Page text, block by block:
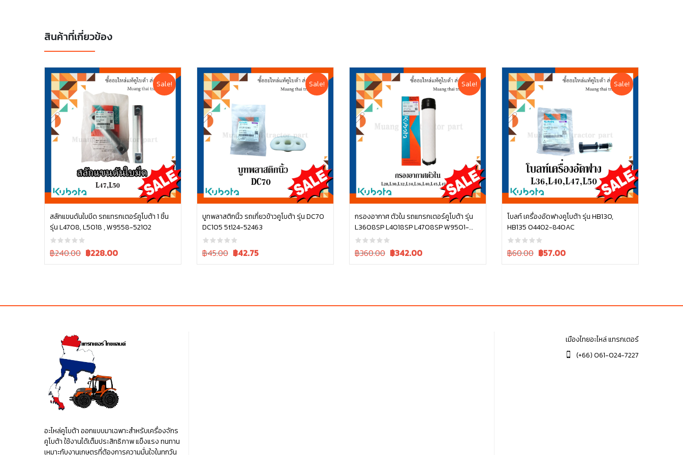
สินค้าที่เกี่ยวข้อง
Sale!
สลักแขนดันใบมีด รถแทรกเตอร์คูโบต้า 1 ชิ้น
รุ่น L4708, L5018 , W9558-52102
Original
฿240.00 Current
฿228.00
หยิบใส่ตะกร้า
Sale!
บูทพลาสติกนิ้ว รถเกี่ยวข้าวคูโบต้า รุ่น DC70
DC105 5t124-52463
Original
฿45.00 Current
฿42.75
หยิบใส่ตะกร้า
Sale!
กรองอากาศ ตัวใน รถแทรกเตอร์คูโบต้า รุ่น
L3608SP L4018SP L4708SP W9501-
31090B
Original
฿360.00 Current
฿342.00
หยิบใส่ตะกร้า
Sale!
โบลท์ เครื่องอัดฟางคูโบต้า รุ่น HB130,
HB135 04402-840AC
Original
฿60.00 Current
฿57.00
หยิบใส่ตะกร้า
อะไหล่คูโบต้า ออกแบบมาเฉพาะสำหรับเครื่องจักร
คูโบต้า ใช้งานได้เต็มประสิทธิภาพ แข็งแรง ทนทาน
เหมาะกับงานเกษตรที่ต้องการความมั่นใจในทุกวัน
เมืองไทยอะไหล่ แทรกเตอร์
(+66) 061-024-7227